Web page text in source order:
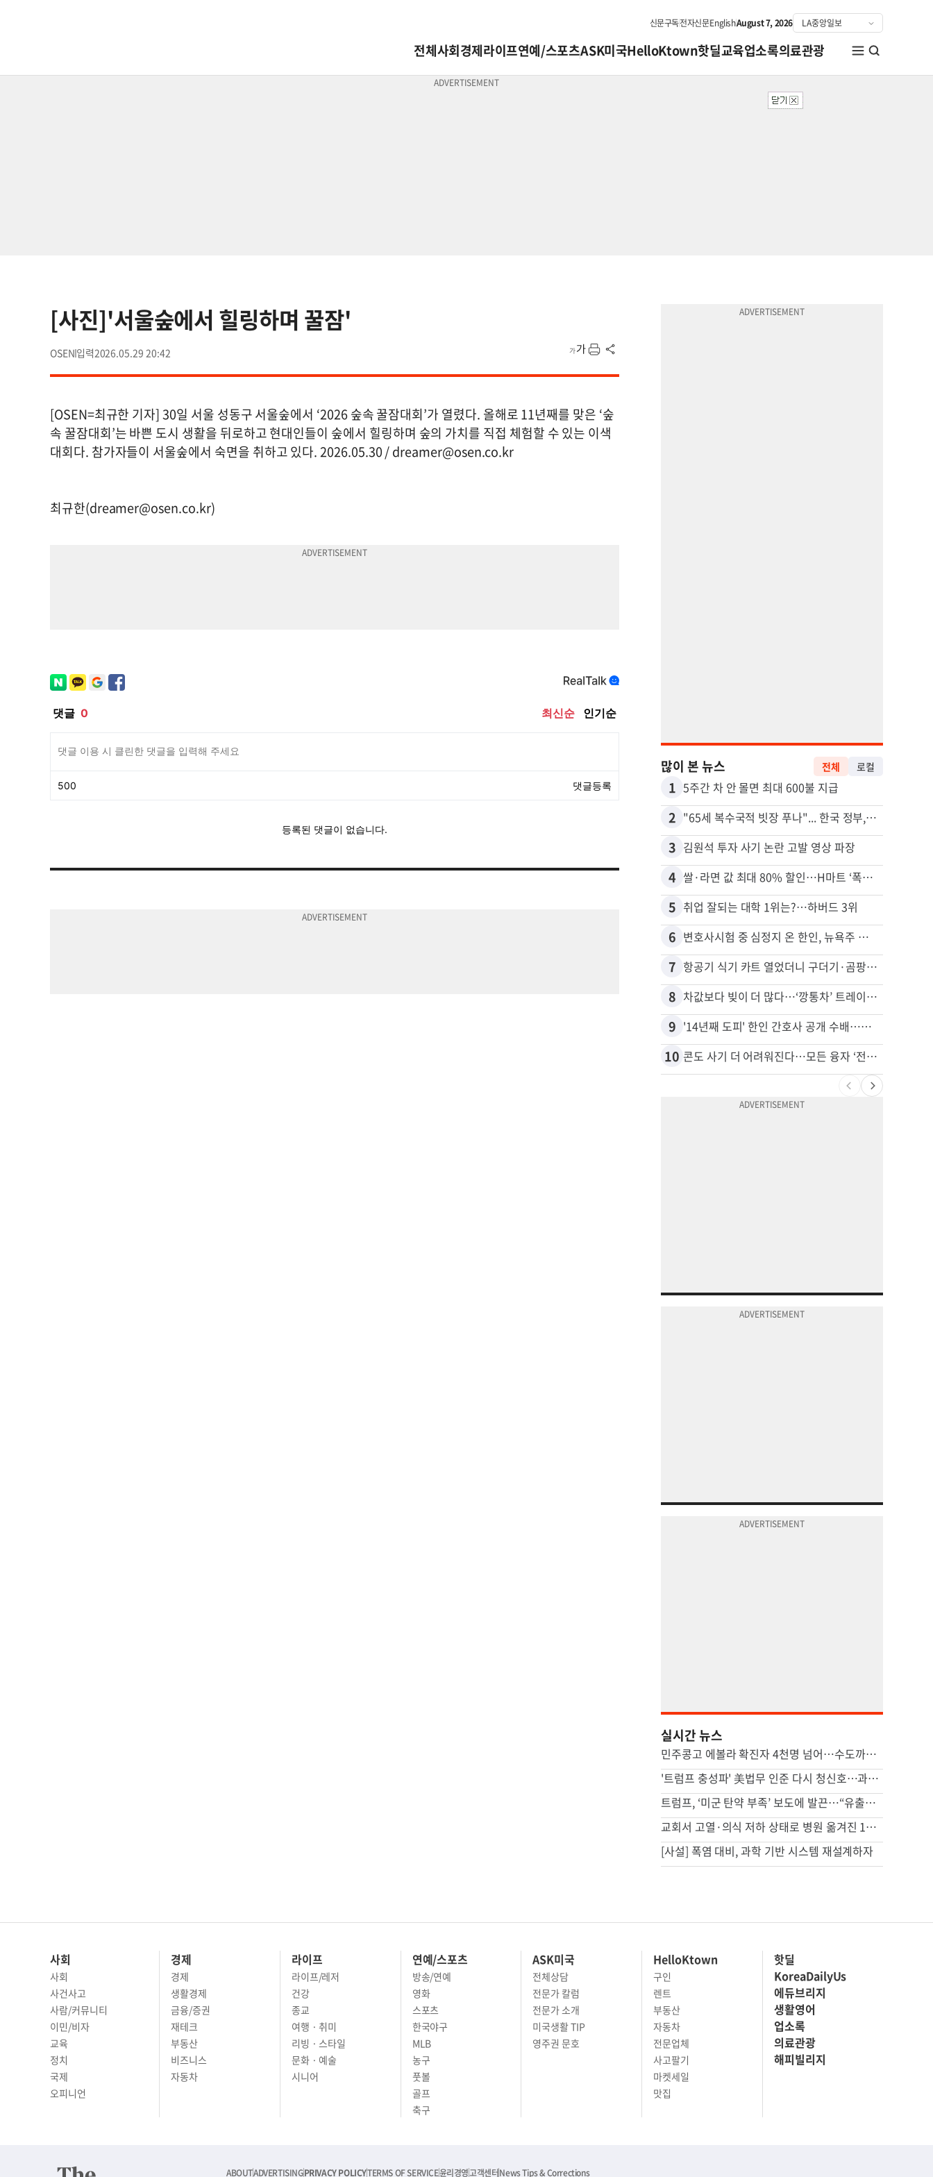
신문구독전자신문EnglishAugust 7, 2026
전체사회경제라이프연예/스포츠ASK미국HelloKtown핫딜교육업소록의료관광
[사진]'서울숲에서 힐링하며 꿀잠'
OSEN 2026.05.29 20:42
[OSEN=최규한 기자] 30일 서울 성동구 서울숲에서 ‘2026 숲속 꿀잠대회’가 열렸다. 올해로 11년째를 맞은 ‘숲
속 꿀잠대회’는 바쁜 도시 생활을 뒤로하고 현대인들이 숲에서 힐링하며 숲의 가치를 직접 체험할 수 있는 이색
대회다. 참가자들이 서울숲에서 숙면을 취하고 있다. 2026.05.30 /dreamer@osen.co.kr
최규한(dreamer@osen.co.kr)
많이 본 뉴스 전체 로컬
1 5주간 차 안 몰면 최대 600불 지급
2 "65세 복수국적 빗장 푸나"... 한국 정부, 연령 완화 전면 추진
3 김원석 투자 사기 논란 고발 영상 파장
4 쌀·라면 값 최대 80% 할인…H마트 ‘폭탄 세일’
5 취업 잘되는 대학 1위는?…하버드 3위
6 변호사시험 중 심정지 온 한인, 뉴욕주 제소
7 항공기 식기 카트 열었더니 구더기·곰팡이…LAX 기내식 업체 논란
8 차값보다 빚이 더 많다…‘깡통차’ 트레이드인 급증
9 '14년째 도피' 한인 간호사 공개 수배…메디케어 사기 유죄
10 콘도 사기 더 어려워진다…모든 융자 ‘전체 심사’
실시간 뉴스
민주콩고 에볼라 확진자 4천명 넘어…수도까지 번질라 비상
'트럼프 충성파' 美법무 인준 다시 청신호…과반 찬성표 확보(종합)
트럼프, ‘미군 탄약 부족’ 보도에 발끈…“유출자 색출하라”
교회서 고열·의식 저하 상태로 병원 옮겨진 11세 결국 사망
[사설] 폭염 대비, 과학 기반 시스템 재설계하자
사회
사회
사건사고
사람/커뮤니티
이민/비자
교육
정치
국제
오피니언
경제
경제
생활경제
금융/증권
재테크
부동산
비즈니스
자동차
라이프
라이프/레저
건강
종교
여행 · 취미
리빙 · 스타일
문화 · 예술
시니어
연예/스포츠
방송/연예
영화
스포츠
한국야구
MLB
농구
풋볼
골프
축구
ASK미국
전체상담
전문가 칼럼
전문가 소개
미국생활 TIP
영주권 문호
HelloKtown
구인
렌트
부동산
자동차
전문업체
사고팔기
마켓세일
맛집
핫딜
KoreaDailyUs
에듀브리지
생활영어
업소록
의료관광
해피빌리지
ABOUTADVERTISINGPRIVACY POLICYTERMS OF SERVICE윤리경영고객센터News Tips & Corrections